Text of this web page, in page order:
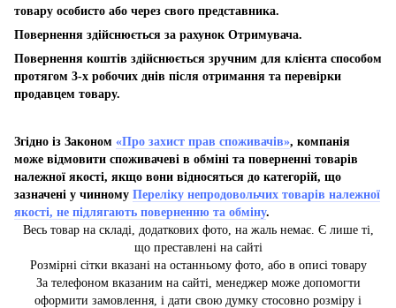
товару особисто або через свого представника.
Повернення здійснюється за рахунок Отримувача.
Повернення коштів здійснюється зручним для клієнта способом
протягом 3-х робочих днів після отримання та перевірки
продавцем товару.
Згідно із Законом «Про захист прав споживачів», компанія
може відмовити споживачеві в обміні та поверненні товарів
належної якості, якщо вони відносяться до категорій, що
зазначені у чинному Переліку непродовольчих товарів належної
якості, не підлягають поверненню та обміну.
Весь товар на складі, додаткових фото, на жаль немає. Є лише ті,
що преставлені на сайті
Розмірні сітки вказані на останньому фото, або в описі товару
За телефоном вказаним на сайті, менеджер може допомогти
оформити замовлення, і дати свою думку стосовно розміру і